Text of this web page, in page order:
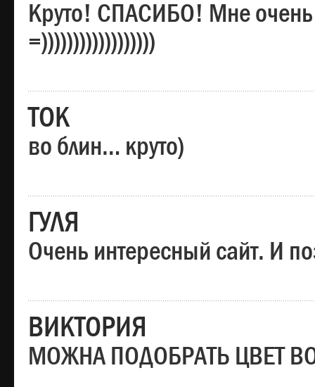
Круто! СПАСИБО! Мне
=))))))))))))))))))
ТОК
во блин… круто)
ГУЛЯ
Очень интересный сайт. И
ВИКТОРИЯ
МОЖНА ПОДОБРАТЬ ЦВЕТ